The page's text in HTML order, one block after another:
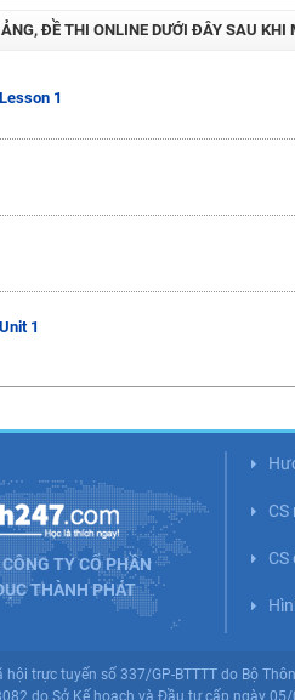
ĐỀ THI ONLINE DƯỚI ĐÂY SAU KHI
1
1
TY CỔ PHẦN
THÀNH PHÁT
trực tuyến số 337/GP-BTTTT do Bộ
do Sở Kế hoạch và Đầu tư cấp ngày